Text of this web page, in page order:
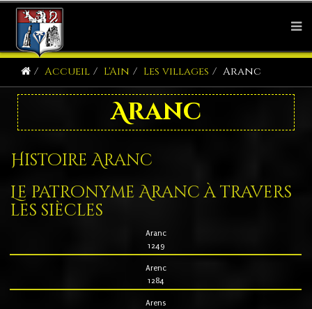
Accueil L'Ain Les villages Aranc
Aranc
Histoire Aranc
Le patronyme Aranc à travers
les siècles
Aranc
1249
Arenc
1284
Arens